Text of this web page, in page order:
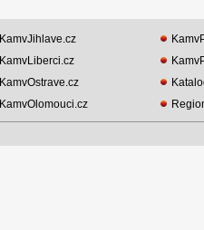
KamvJihlave.cz
KamvLiberci.cz
KamvOstrave.cz
KamvOlomouci.cz